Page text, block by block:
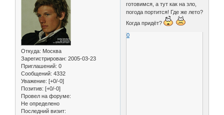
Откуда: Москва
Зарегистрирован: 2005-03-23
Приглашений: 0
Сообщений: 4332
Уважение: [+0/-0]
Позитив: [+0/-0]
Провел на форуме:
Не определено
Последний визит:
готовимся, а тут как на зло,
погода портится! Где же лето?
Когда придёт?
0